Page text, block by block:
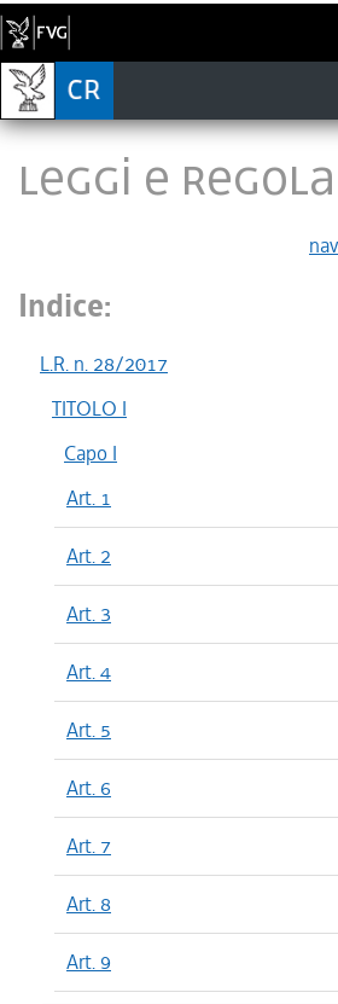
LEGGI E
Indice:
L.R. n. 28/2017
TITOLO I
Capo I
Art. 1
Art. 2
Art. 3
Art. 4
Art. 5
Art. 6
Art. 7
Art. 8
Art. 9